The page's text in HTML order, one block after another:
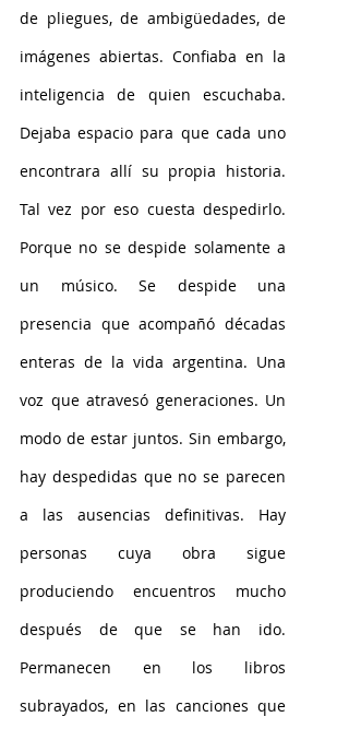
de pliegues, de ambigüedades, de
imágenes abiertas. Confiaba en la
inteligencia de quien escuchaba.
Dejaba espacio para que cada uno
encontrara allí su propia historia.
Tal vez por eso cuesta despedirlo.
Porque no se despide solamente a
un músico. Se despide una
presencia que acompañó décadas
enteras de la vida argentina. Una
voz que atravesó generaciones. Un
modo de estar juntos. Sin embargo,
hay despedidas que no se parecen
a las ausencias definitivas. Hay
personas cuya obra sigue
produciendo encuentros mucho
después de que se han ido.
Permanecen en los libros
subrayados, en las canciones que